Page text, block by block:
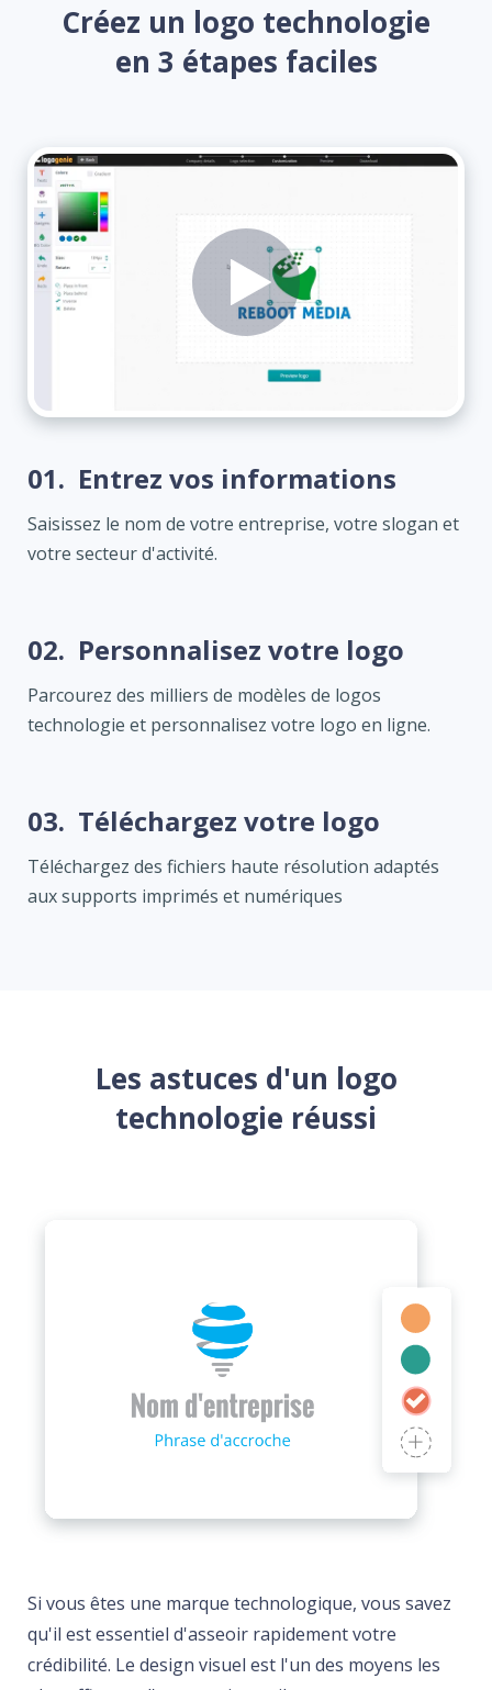
Créez un logo technologie
en 3 étapes faciles
01. Entrez vos informations
Saisissez le nom de votre entreprise, votre slogan et
votre secteur d'activité.
02. Personnalisez votre logo
Parcourez des milliers de modèles de logos
technologie et personnalisez votre logo en ligne.
03. Téléchargez votre logo
Téléchargez des fichiers haute résolution adaptés
aux supports imprimés et numériques
Les astuces d'un logo
technologie réussi
Si vous êtes une marque technologique, vous savez
qu'il est essentiel d'asseoir rapidement votre
crédibilité. Le design visuel est l'un des moyens les